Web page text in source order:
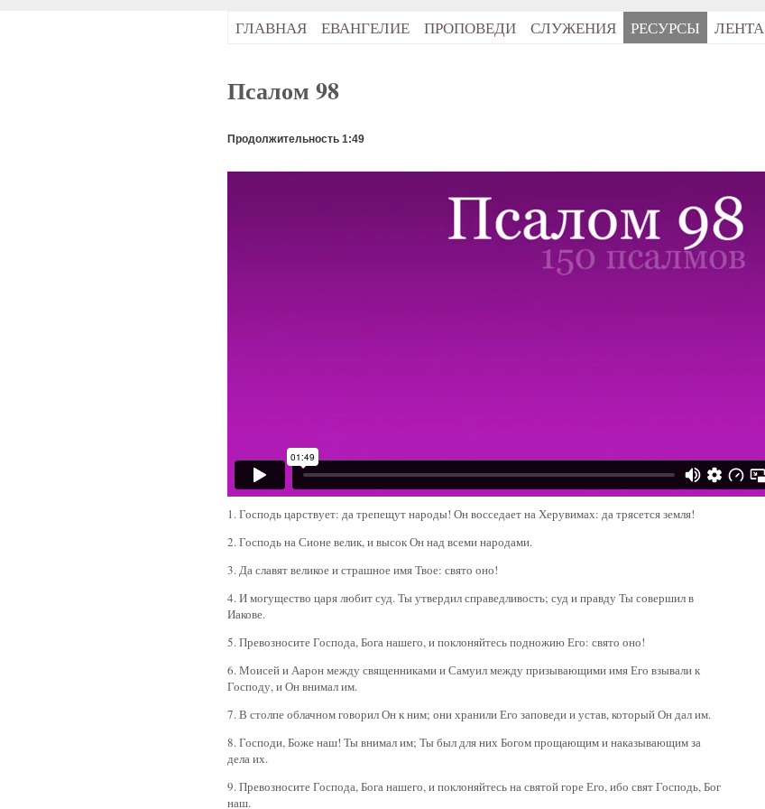
ГЛАВНАЯ ЕВАНГЕЛИЕ ПРОПОВЕДИ СЛУЖЕНИЯ РЕСУРСЫ ЛЕНТА
Псалом 98
Продолжительность 1:49
1. Господь царствует: да трепещут народы! Он восседает на Херувимах: да трясется земля!
2. Господь на Сионе велик, и высок Он над всеми народами.
3. Да славят великое и страшное имя Твое: свято оно!
4. И могущество царя любит суд. Ты утвердил справедливость; суд и правду Ты совершил в
Иакове.
5. Превозносите Господа, Бога нашего, и поклоняйтесь подножию Его: свято оно!
6. Моисей и Аарон между священниками и Самуил между призывающими имя Его взывали к
Господу, и Он внимал им.
7. В столпе облачном говорил Он к ним; они хранили Его заповеди и устав, который Он дал им.
8. Господи, Боже наш! Ты внимал им; Ты был для них Богом прощающим и наказывающим за
дела их.
9. Превозносите Господа, Бога нашего, и поклоняйтесь на святой горе Его, ибо свят Господь, Бог
наш.